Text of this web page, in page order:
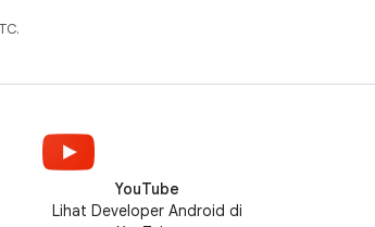
YouTube
Lihat Developer Android di